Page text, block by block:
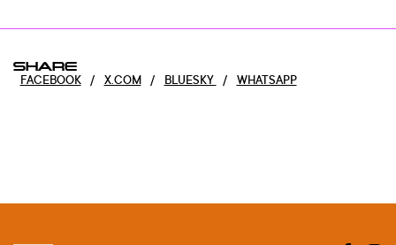
SHARE
FACEBOOK / X.COM / BLUESKY / WHATSAPP